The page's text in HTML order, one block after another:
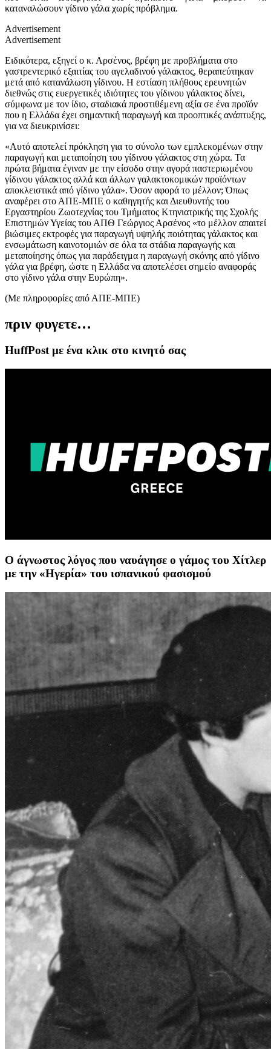
καταναλώσουν γίδινο γάλα χωρίς πρόβλημα.
Advertisement
Advertisement
Ειδικότερα, εξηγεί ο κ. Αρσένος, βρέφη με προβλήματα στο
γαστρεντερικό εξαιτίας του αγελαδινού γάλακτος, θεραπεύτηκαν
μετά από κατανάλωση γίδινου. Η εστίαση πλήθους ερευνητών
διεθνώς στις ευεργετικές ιδιότητες του γίδινου γάλακτος δίνει,
σύμφωνα με τον ίδιο, σταδιακά προστιθέμενη αξία σε ένα προϊόν
που η Ελλάδα έχει σημαντική παραγωγή και προοπτικές ανάπτυξης,
για να διευκρινίσει:
«Αυτό αποτελεί πρόκληση για το σύνολο των εμπλεκομένων στην
παραγωγή και μεταποίηση του γίδινου γάλακτος στη χώρα. Τα
πρώτα βήματα έγιναν με την είσοδο στην αγορά παστεριωμένου
γίδινου γάλακτος αλλά και άλλων γαλακτοκομικών προϊόντων
αποκλειστικά από γίδινο γάλα». Όσον αφορά το μέλλον; Όπως
αναφέρει στο ΑΠΕ-ΜΠΕ ο καθηγητής και Διευθυντής του
Εργαστηρίου Ζωοτεχνίας του Τμήματος Κτηνιατρικής της Σχολής
Επιστημών Υγείας του ΑΠΘ Γεώργιος Αρσένος «το μέλλον απαιτεί
βιώσιμες εκτροφές για παραγωγή υψηλής ποιότητας γάλακτος και
ενσωμάτωση καινοτομιών σε όλα τα στάδια παραγωγής και
μεταποίησης όπως για παράδειγμα η παραγωγή σκόνης από γίδινο
γάλα για βρέφη, ώστε η Ελλάδα να αποτελέσει σημείο αναφοράς
στο γίδινο γάλα στην Ευρώπη».
(Με πληροφορίες από ΑΠΕ-ΜΠΕ)
πριν φυγετε…
HuffPost με ένα κλικ στο κινητό σας
Ο άγνωστος λόγος που ναυάγησε ο γάμος του Χίτλερ
με την «Ηγερία» του ισπανικού φασισμού